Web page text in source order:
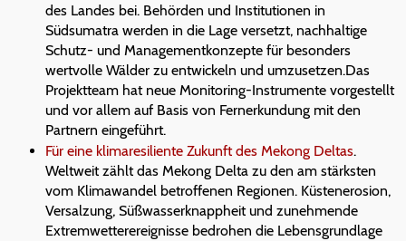
des Landes bei. Behörden und Institutionen in
Südsumatra werden in die Lage versetzt, nachhaltige
Schutz- und Managementkonzepte für besonders
wertvolle Wälder zu entwickeln und umzusetzen.Das
Projektteam hat neue Monitoring-Instrumente vorgestellt
und vor allem auf Basis von Fernerkundung mit den
Partnern eingeführt.
Für eine klimaresiliente Zukunft des Mekong Deltas.
Weltweit zählt das Mekong Delta zu den am stärksten
vom Klimawandel betroffenen Regionen. Küstenerosion,
Versalzung, Süßwasserknappheit und zunehmende
Extremwetterereignisse bedrohen die Lebensgrundlage